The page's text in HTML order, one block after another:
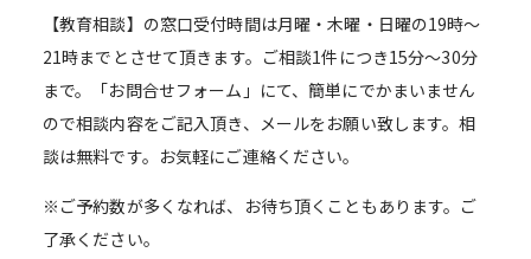
【教育相談】の窓口受付時間は月曜・木曜・日曜の19時～
21時までとさせて頂きます。ご相談1件につき15分～30分
まで。「お問合せフォーム」にて、簡単にでかまいません
ので相談内容をご記入頂き、メールをお願い致します。相
談は無料です。お気軽にご連絡ください。
※ご予約数が多くなれば、お待ち頂くこともあります。ご
了承ください。